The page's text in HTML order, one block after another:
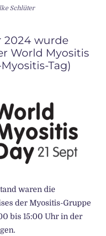
Schlüter
2024 wurde
World Myositis
Tag)
waren die
der Myositis-Gruppe
bis 15:00 Uhr in der